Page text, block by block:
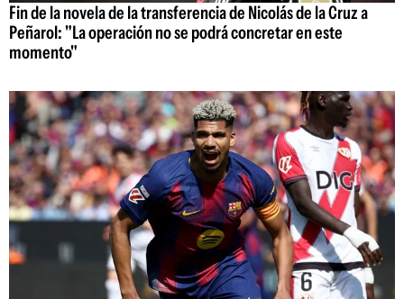
Fin de la novela de la transferencia de Nicolás de la Cruz a
Peñarol: "La operación no se podrá concretar en este
momento"